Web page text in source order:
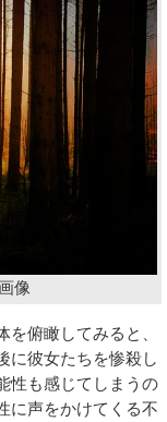
像
俯瞰してみると、
に彼女たちを惨殺し
性も感じてしまうの
に声をかけてくる不